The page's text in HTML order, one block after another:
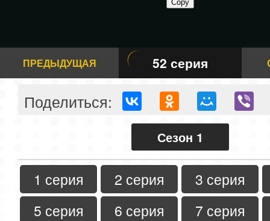
ПРЕДЫДУЩАЯ 52 серия
Поделиться:
Сезон 1
1 серия 2 серия
3 серия
5 серия
6 серия
7 серия